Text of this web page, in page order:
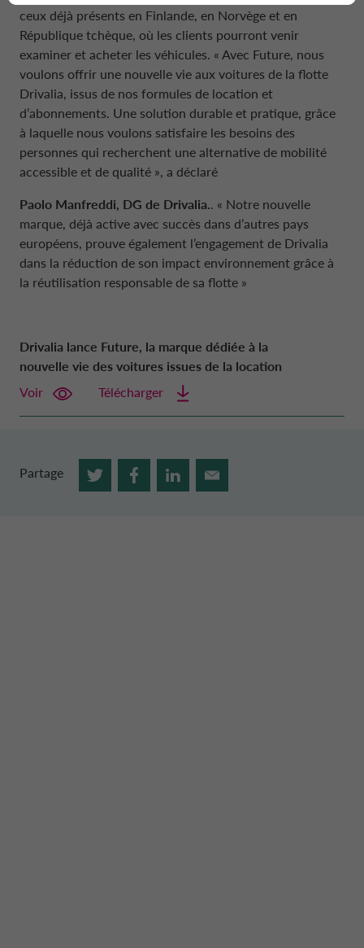
ceux déjà présents en Finlande, en Norvège et en
République tchèque, où les clients pourront venir
examiner et acheter les véhicules. « Avec Future, nous
voulons offrir une nouvelle vie aux voitures de la flotte
Drivalia, issus de nos formules de location et
d’abonnements. Une solution durable et pratique, grâce
à laquelle nous voulons satisfaire les besoins des
personnes qui recherchent une alternative de mobilité
accessible et de qualité », a déclaré
Paolo Manfreddi, DG de Drivalia.. « Notre nouvelle
marque, déjà active avec succès dans d’autres pays
européens, prouve également l’engagement de Drivalia
dans la réduction de son impact environnement grâce à
la réutilisation responsable de sa flotte »
Drivalia lance Future, la marque dédiée à la
nouvelle vie des voitures issues de la location
Voir
Télécharger
Partage